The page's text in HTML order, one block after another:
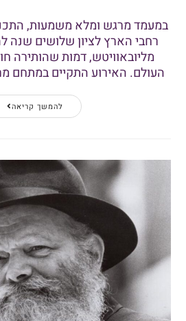
במעמד מרגש ומלא משמעות,
רחבי הארץ לציון שלושים שנה
מליובאוויטש, דמות שהותירה
העולם. האירוע התקיים במתחם
להמשך קריאה